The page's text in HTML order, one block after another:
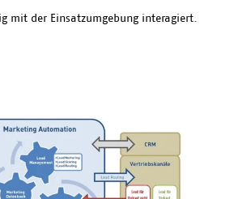
mit der Einsatzumgebung interagiert.